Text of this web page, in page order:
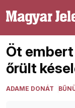
Öt
őrült
ADAME DONÁT